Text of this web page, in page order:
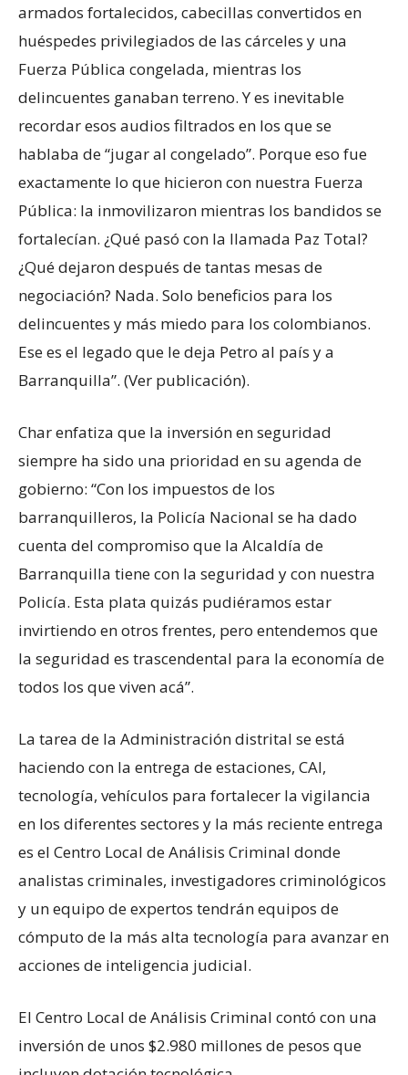
armados fortalecidos, cabecillas convertidos en
huéspedes privilegiados de las cárceles y una
Fuerza Pública congelada, mientras los
delincuentes ganaban terreno. Y es inevitable
recordar esos audios filtrados en los que se
hablaba de “jugar al congelado”. Porque eso fue
exactamente lo que hicieron con nuestra Fuerza
Pública: la inmovilizaron mientras los bandidos se
fortalecían. ¿Qué pasó con la llamada Paz Total?
¿Qué dejaron después de tantas mesas de
negociación? Nada. Solo beneficios para los
delincuentes y más miedo para los colombianos.
Ese es el legado que le deja Petro al país y a
Barranquilla”. (Ver publicación).
Char enfatiza que la inversión en seguridad
siempre ha sido una prioridad en su agenda de
gobierno: “Con los impuestos de los
barranquilleros, la Policía Nacional se ha dado
cuenta del compromiso que la Alcaldía de
Barranquilla tiene con la seguridad y con nuestra
Policía. Esta plata quizás pudiéramos estar
invirtiendo en otros frentes, pero entendemos que
la seguridad es trascendental para la economía de
todos los que viven acá”.
La tarea de la Administración distrital se está
haciendo con la entrega de estaciones, CAI,
tecnología, vehículos para fortalecer la vigilancia
en los diferentes sectores y la más reciente entrega
es el Centro Local de Análisis Criminal donde
analistas criminales, investigadores criminológicos
y un equipo de expertos tendrán equipos de
cómputo de la más alta tecnología para avanzar en
acciones de inteligencia judicial.
El Centro Local de Análisis Criminal contó con una
inversión de unos $2.980 millones de pesos que